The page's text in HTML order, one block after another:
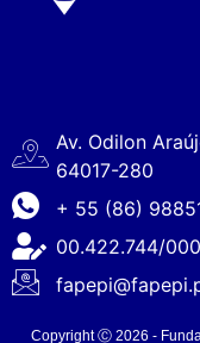
Av. Odilon
64017-280
+ 55 (86)
00.422.744/
Copyright Ⓒ 2026 -